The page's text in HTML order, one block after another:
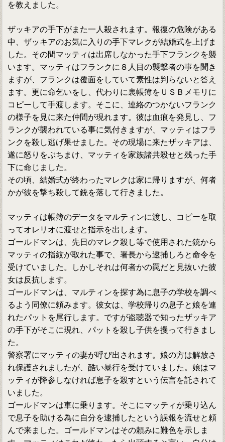
を教えました。
ザッキアの手下がまた一人殺されます。報復の危険がある
中、ザッキアのお気に入りの手下マレクが結婚式を上げま
した。その間マッティは出席しなかった手下フランクを襲
います。マッティはフランクに８人目の襲撃者の事を聞き
ますが、フランクは覆面をしていて素性は判らないと答え
ます。更に命乞いをし、代わりに裏帳簿をＵＳＢメモリに
コピーして手渡します。そこに、連絡のつかないフランク
の様子を見に来た仲間が現れます。彼は血痕を発見し、フ
ランクが襲われている事に気付きますが、マッティはフラ
ンクを殺し逃げ果せました。その現場に来たザッキアは、
遂に怒りをぶちまけ、マッティを家族諸共殺せと残った手
下に命じました。
その頃、結婚式が終わったマレクは家に帰りますが、何者
かが彼を撃ち殺して銃を落して行きました。
マッティは帳簿のデータをマルティンに渡し、コピーを取
ってオレリオに渡せと指示を出します。
ゴールドマンは、先日のマレク殺し等で使用された銃から
マッティの指紋が取れた事で、署長から逮捕しろと命令を
受けていました。しかしそれは何者かの罠だと見抜いた彼
女は反抗します。
ゴールドマンは、マルティンを探す為に息子の学校を調べ
るよう同僚に頼みます。彼女は、学校帰りの息子と娘を連
れたパットを尾行します。ですが盗聴器で知ったザッキア
の手下がそこに現れ、パットを殺し子供を攫って行きまし
た。
警察署にマッティの妻が呼び出されます。娘の方は解放さ
れ保護されましたが、酷い暴行を受けていました。娘はマ
ッティが降参しなければ息子を殺すという伝言を託されて
いました。
ゴールドマンは車に乗ります。そこにマッティが乗り込ん
で息子を助ける為に自分を逮捕したという誤報を流せと頼
んで来ました。ゴールドマンはその頼みに難色を示しま